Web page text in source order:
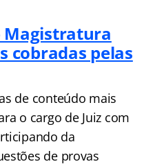
Magistratura
cobradas pelas
de conteúdo mais
o cargo de Juiz com
da
de provas